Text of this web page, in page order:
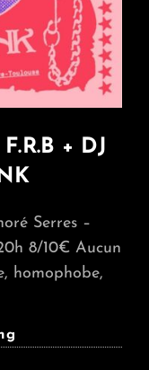
+ DJ
Serres –
8/10€ Aucun
homophobe,